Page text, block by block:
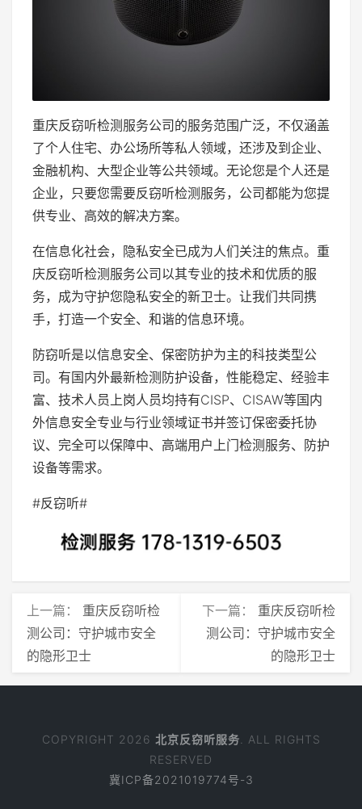
重庆反窃听检测服务公司的服务范围广泛，不仅涵盖
了个人住宅、办公场所等私人领域，还涉及到企业、
金融机构、大型企业等公共领域。无论您是个人还是
企业，只要您需要反窃听检测服务，公司都能为您提
供专业、高效的解决方案。
在信息化社会，隐私安全已成为人们关注的焦点。重
庆反窃听检测服务公司以其专业的技术和优质的服
务，成为守护您隐私安全的新卫士。让我们共同携
手，打造一个安全、和谐的信息环境。
防窃听是以信息安全、保密防护为主的科技类型公
司。有国内外最新检测防护设备，性能稳定、经验丰
富、技术人员上岗人员均持有CISP、CISAW等国内
外信息安全专业与行业领域证书并签订保密委托协
议、完全可以保障中、高端用户上门检测服务、防护
设备等需求。
#反窃听#
上一篇： 重庆反窃听检
测公司：守护城市安全
的隐形卫士
下一篇： 重庆反窃听检
测公司：守护城市安全
的隐形卫士
COPYRIGHT 2026 北京反窃听服务 . ALL RIGHTS
RESERVED
冀ICP备2021019774号-3